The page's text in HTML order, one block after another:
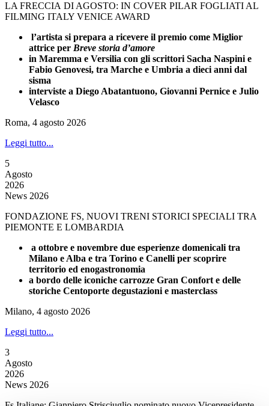
LA FRECCIA DI AGOSTO: IN COVER PILAR FOGLIATI AL
FILMING ITALY VENICE AWARD
l’artista si prepara a ricevere il premio come Miglior
attrice per Breve storia d’amore
in Maremma e Versilia con gli scrittori Sacha Naspini e
Fabio Genovesi, tra Marche e Umbria a dieci anni dal
sisma
interviste a Diego Abatantuono, Giovanni Pernice e Julio
Velasco
Roma, 4 agosto 2026
Leggi tutto...
5
Agosto
2026
News 2026
FONDAZIONE FS, NUOVI TRENI STORICI SPECIALI TRA
PIEMONTE E LOMBARDIA
a ottobre e novembre due esperienze domenicali tra
Milano e Alba e tra Torino e Canelli per scoprire
territorio ed enogastronomia
a bordo delle iconiche carrozze Gran Confort e delle
storiche Centoporte degustazioni e masterclass
Milano, 4 agosto 2026
Leggi tutto...
3
Agosto
2026
News 2026